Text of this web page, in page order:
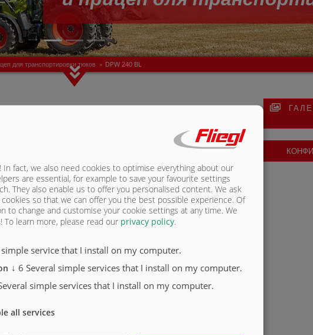
для транспортировки тюков » DPW 240 BL
fact, we also need cookies to optimise everything about our
are essential, for example to save your favourite settings
They also enable us to offer you personalised content. We ask
so that we can offer you the best possible experience. Of
to change and customise your cookie settings at any time. We
To learn more, please read our privacy policy.
service that I install on my computer.
↓ 6 Several simple services that I install on my computer.
simple services that I install on my computer.
all services